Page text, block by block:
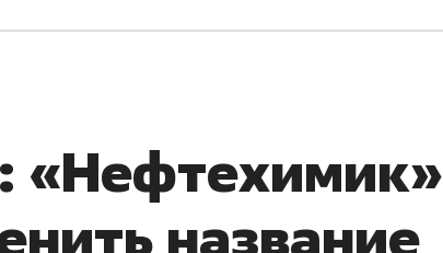
«Нефтехимик»
название